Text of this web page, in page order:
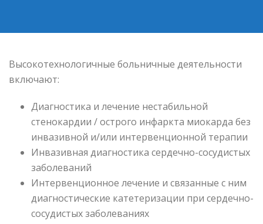
Высокотехнологичные больничные деятельности
включают:
Диагностика и лечение нестабильной
стенокардии / острого инфаркта миокарда без
инвазивной и/или интервенционной терапии
Инвазивная диагностика сердечно-сосудистых
заболеваний
Интервенционное лечение и связанные с ним
диагностические катетеризации при сердечно-
сосудистых заболеваниях